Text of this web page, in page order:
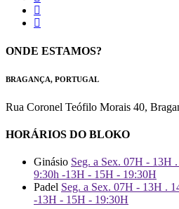
ONDE ESTAMOS?
BRAGANÇA, PORTUGAL
Rua Coronel Teófilo Morais 40,
HORÁRIOS DO BLOKO
Ginásio Seg. a Sex. 07H - 13H
9:30h -13H - 15H - 19:30H
Padel Seg. a Sex. 07H - 13H .
-13H - 15H - 19:30H